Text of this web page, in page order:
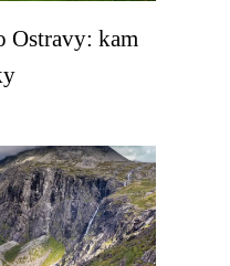
Ostravy: kam